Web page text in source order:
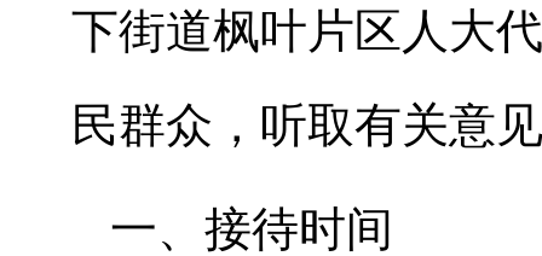
下街道枫叶片区人大
民群众，听取有关意
一、接待时间